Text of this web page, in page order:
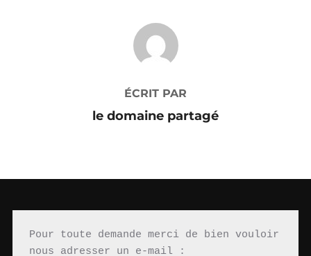
AUTEUR DE LA PUBLICATION
ÉCRIT PAR
le domaine partagé
Pour toute demande merci de bien vouloir
nous adresser un e-mail :